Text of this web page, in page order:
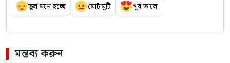
ভুল মনে হচ্ছে মোটামুটি খুব ভালো
মন্তব্য করুন